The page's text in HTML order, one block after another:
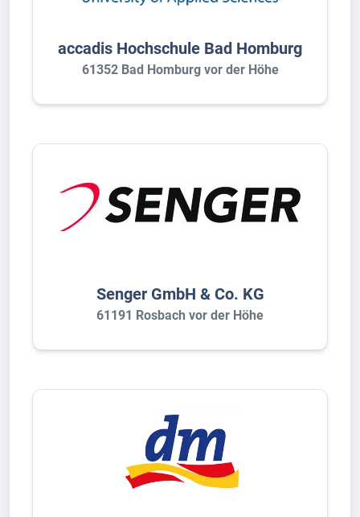
accadis Hochschule Bad Homburg
61352 Bad Homburg vor der Höhe
Senger GmbH & Co. KG
61191 Rosbach vor der Höhe